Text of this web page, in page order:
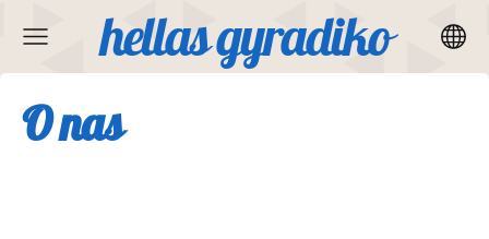
hellas gyradiko
O nas